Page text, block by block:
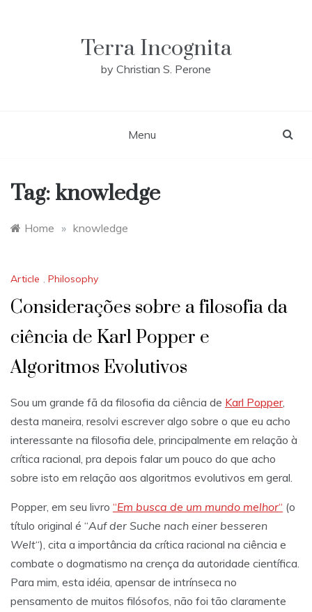
Terra Incognita
by Christian S. Perone
Menu
Tag: knowledge
Home » knowledge
Article , Philosophy
Considerações sobre a filosofia da
ciência de Karl Popper e
Algoritmos Evolutivos
Sou um grande fã da filosofia da ciência de Karl Popper,
desta maneira, resolvi escrever algo sobre o que eu acho
interessante na filosofia dele, principalmente em relação à
crítica racional, pra depois falar um pouco do que acho
sobre isto em relação aos algoritmos evolutivos em geral.
Popper, em seu livro “Em busca de um mundo melhor“ (o
título original é “Auf der Suche nach einer besseren
Welt“), cita a importância da crítica racional na ciência e
combate o dogmatismo na crença da autoridade científica.
Para mim, esta idéia, apensar de intrínseca no
pensamento de muitos filósofos, não foi tão claramente